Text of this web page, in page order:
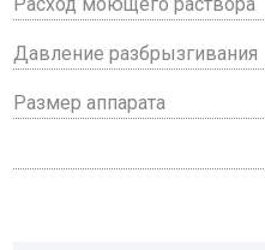
Давление разбрызгивания
Размер аппарата